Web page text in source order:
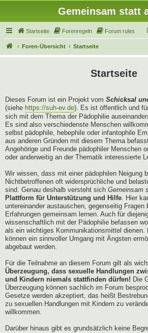
Gemeinsam statt
Startseite Forenregeln Forum rules
Foren-Übersicht Startseite
Startseite
Dieses Forum ist ein Projekt vom Schicksal
(siehe https://suh-ev.de). Es ist öffentlich und
sich mit dem Thema der Pädophilie
Es sind also verschiedenste Menschen
selbst pädophile, hebephile oder infantophile
aus anderen Gründen mit diesem Thema
Angehörige und Freunde pädophiler Menschen
oder anderweitig an der Thematik interessierte
Wir wissen, dass mit einer pädophilen Neigung
Nichtbetroffenen oft widersprüchliche und
sind. Genau deshalb versteht sich Gemeinsam
Plattform für Unterstützung und Hilfe. Hier
untereinander austauschen, gegenseitig Fragen
Erfahrungen gemeinsam lernen. Auch für
wissenschaftlich mit der Pädophilie befassen
als ein wichtiges Kommunikationsmittel dienen.
können ein sinnvoller Umgang mit Ängsten
abgebaut werden.
Für die Teilnahme an diesem Forum gilt als
Überzeugung, dass sexuelle Handlungen
und Kindern niemals stattfinden dürfen! Die
Überzeugung können sachlich im Forum
Gesetze werden akzeptiert, das heißt
zu sexuellen Handlungen mit Kindern zu
willkommen.
Darüber hinaus gibt es grundsätzlich keine